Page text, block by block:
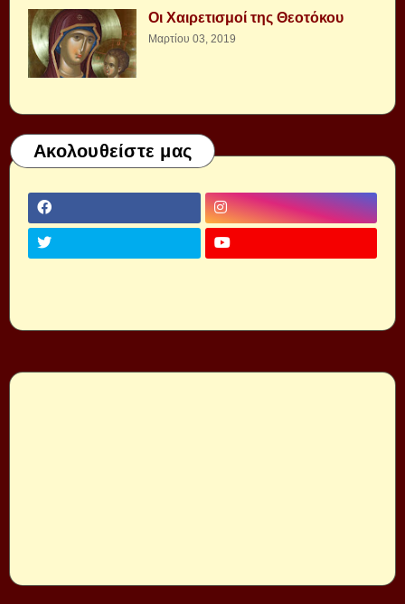
Οι Χαιρετισμοί της Θεοτόκου
Μαρτίου 03, 2019
Ακολουθείστε μας